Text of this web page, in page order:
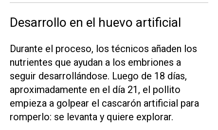
Desarrollo en el huevo artificial
Durante el proceso, los técnicos añaden los
nutrientes que ayudan a los embriones a
seguir desarrollándose. Luego de 18 días,
aproximadamente en el día 21, el pollito
empieza a golpear el cascarón artificial para
romperlo: se levanta y quiere explorar.